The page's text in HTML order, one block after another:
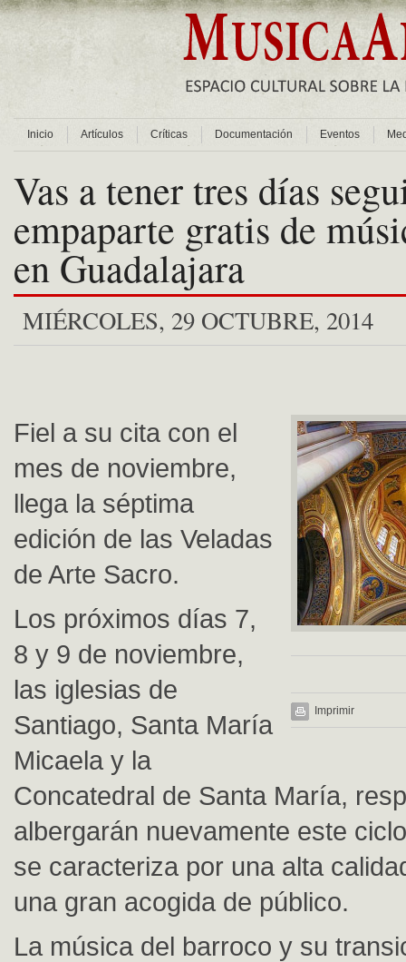
Inicio Artículos Críticas Documentación Eventos
Vas a tener tres días
empaparte gratis de
en Guadalajara
MIÉRCOLES, 29 OCTUBRE, 2014
Imprimir
Fiel a su cita con el
mes de noviembre,
llega la séptima
edición de las Veladas
de Arte Sacro.
Los próximos días 7,
8 y 9 de noviembre,
las iglesias de
Santiago, Santa María
Micaela y la
Concatedral de Santa María,
albergarán nuevamente este
se caracteriza por una alta
una gran acogida de público.
La música del barroco y su